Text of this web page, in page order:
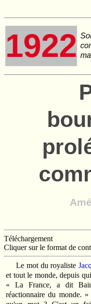
1922
Téléchargement
Cliquer sur le format de
Le mot du royaliste
et tout le monde, depuis
« La France, a dit
réactionnaire du monde.